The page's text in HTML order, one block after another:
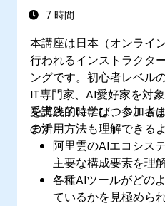
7 時間
本講座は日本（オンライ
行われるインストラクタ
ングです。初心者レベル
IT専門家、AI愛好家を対
を実践的に学びつつ、さ
の活用方法も理解できる
受講終了時には、参加者
ます：
阿里雲のAIエコシス
主要な構成要素を理
各種AIツールがどの
ているかを見極められ